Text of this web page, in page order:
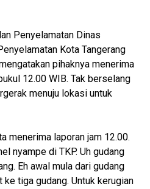
Penyelamatan Dinas
Kota Tangerang
pihaknya menerima
12.00 WIB. Tak berselang
menuju lokasi untuk
menerima laporan jam 12.00.
nyampe di TKP. Uh gudang
Eh awal mula dari gudang
tiga gudang. Untuk kerugian